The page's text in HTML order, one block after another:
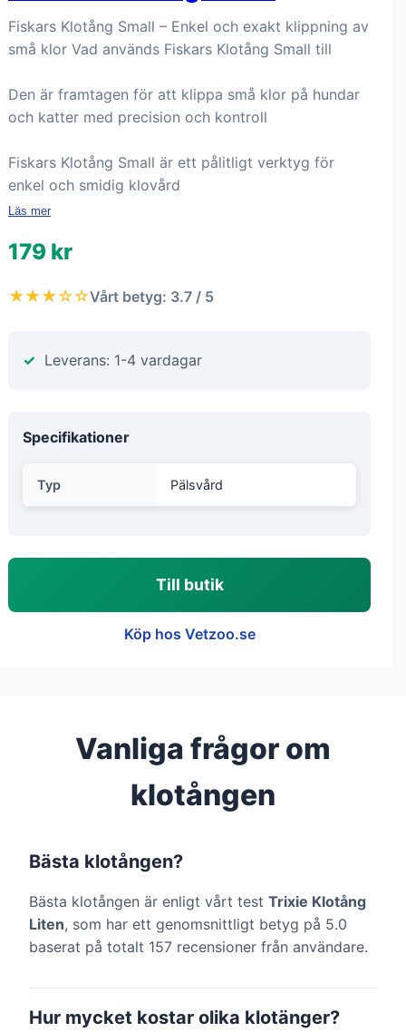
Fiskars Klotång Small – Enkel och exakt klippning av
små klor Vad används Fiskars Klotång Small till
Den är framtagen för att klippa små klor på hundar
och katter med precision och kontroll
Fiskars Klotång Small är ett pålitligt verktyg för
enkel och smidig klovård
Läs mer
179 kr
★★★☆☆Vårt betyg: 3.7 / 5
Leverans: 1-4 vardagar
Specifikationer
Typ Pälsvård
Till butik
Köp hos Vetzoo.se
Vanliga frågor om
klotången
Bästa klotången?
Bästa klotången är enligt vårt test Trixie Klotång
Liten, som har ett genomsnittligt betyg på 5.0
baserat på totalt 157 recensioner från användare.
Hur mycket kostar olika klotänger?